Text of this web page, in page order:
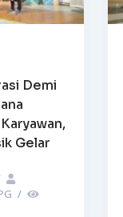
Demi
Gelar
/